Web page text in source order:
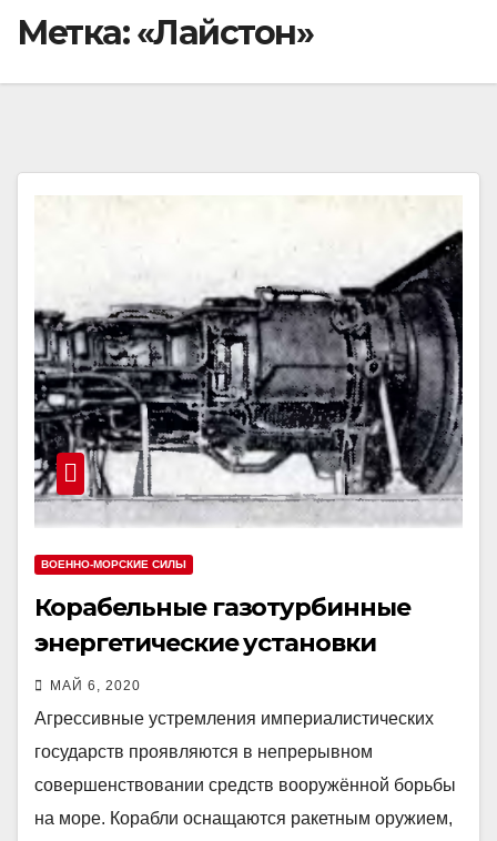
Метка:«Лайстон»
ВОЕННО-МОРСКИЕ СИЛЫ
Корабельные газотурбинные
энергетические установки
МАЙ 6, 2020
Агрессивные устремления империалистических
государств проявляются в непрерывном
совершенствовании средств вооружённой борьбы
на море. Корабли оснащаются ракетным оружием,